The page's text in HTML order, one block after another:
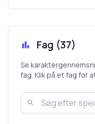
Fag (37)
Se
fag. Klik på et fag for